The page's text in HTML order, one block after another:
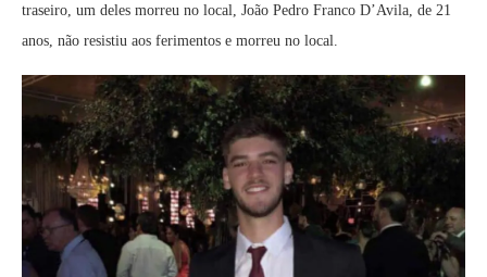
traseiro, um deles morreu no local, João Pedro Franco D’Avila, de 21
anos, não resistiu aos ferimentos e morreu no local.